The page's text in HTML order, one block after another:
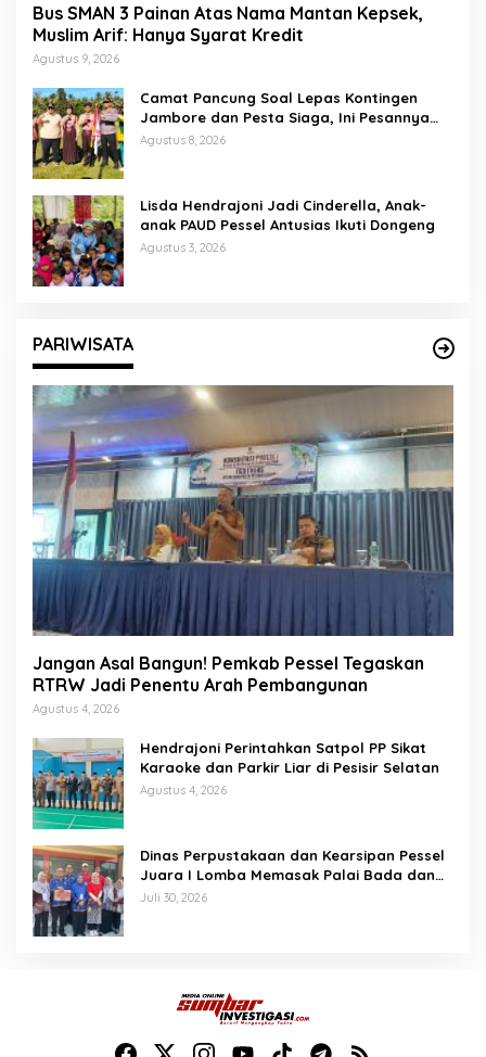
Bus SMAN 3 Painan Atas Nama Mantan Kepsek,
Muslim Arif: Hanya Syarat Kredit
Agustus 9, 2026
Camat Pancung Soal Lepas Kontingen
Jambore dan Pesta Siaga, Ini Pesannya
kepada Peserta
Agustus 8, 2026
Lisda Hendrajoni Jadi Cinderella, Anak-
anak PAUD Pessel Antusias Ikuti Dongeng
Agustus 3, 2026
PARIWISATA
Jangan Asal Bangun! Pemkab Pessel Tegaskan
RTRW Jadi Penentu Arah Pembangunan
Agustus 4, 2026
Hendrajoni Perintahkan Satpol PP Sikat
Karaoke dan Parkir Liar di Pesisir Selatan
Agustus 4, 2026
Dinas Perpustakaan dan Kearsipan Pessel
Juara I Lomba Memasak Palai Bada dan
Lamang Golek
Juli 30, 2026